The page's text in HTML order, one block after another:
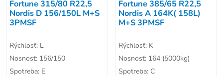
Fortune 315/80 R22,5
Nordis D 156/150L M+S
3PMSF
Rýchlosť: L
Nosnosť: 156/150
Spotreba: E
Fortune 385/65 R22,5
Nordis A 164K( 158L)
M+S 3PMSF
Rýchlosť: K
Nosnosť: 164 (5000kg)
Spotreba: C